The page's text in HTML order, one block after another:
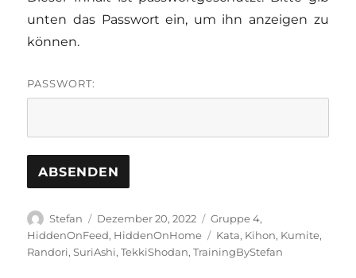
unten das Passwort ein, um ihn anzeigen zu
können.
PASSWORT:
Autor
Stefan
Veröffentlicht
am
Dezember 20, 2022 Kategorien
Gruppe 4,
HiddenOnFeed, HiddenOnHome Schlagwörter
Kata, Kihon, Kumite,
Randori,SuriAshi,TekkiShodan,TrainingByStefan